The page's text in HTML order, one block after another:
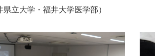
立大学・福井大学医学部）